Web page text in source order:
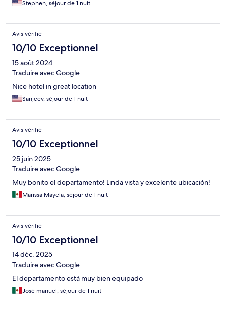
Stephen, séjour de 1 nuit
Avis vérifié
10/10 Exceptionnel
15 août 2024
Traduire avec Google
Nice hotel in great location
Sanjeev, séjour de 1 nuit
Avis vérifié
10/10 Exceptionnel
25 juin 2025
Traduire avec Google
Muy bonito el departamento! Linda vista y excelente ubicación!
Marissa Mayela, séjour de 1 nuit
Avis vérifié
10/10 Exceptionnel
14 déc. 2025
Traduire avec Google
El departamento está muy bien equipado
José manuel, séjour de 1 nuit